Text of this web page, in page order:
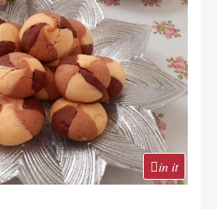
in it